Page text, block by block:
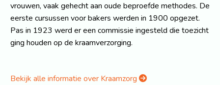
vrouwen, vaak gehecht aan oude beproefde methodes. De
eerste cursussen voor bakers werden in 1900 opgezet.
Pas in 1923 werd er een commissie ingesteld die toezicht
ging houden op de kraamverzorging.
Bekijk alle informatie over Kraamzorg